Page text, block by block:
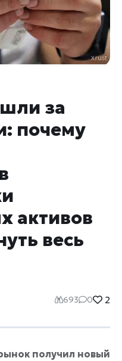
за
почему
активов
весь
693 0 2
получил новый